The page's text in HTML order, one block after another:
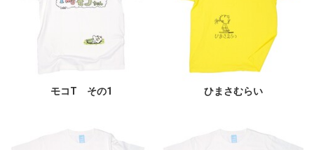
モコT その1 ひまさむらい